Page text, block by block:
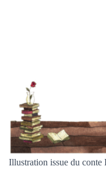
Illustration issue du conte